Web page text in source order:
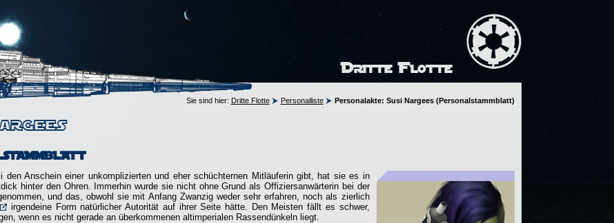
Dritte Flotte
Sie sind hier: Dritte Flotte Personalliste Personalakte: Susi Nargees (Personalstammblatt)
den Anschein einer unkomplizierten und eher schüchternen Mitläuferin gibt, hat sie es in
hinter den Ohren. Immerhin wurde sie nicht ohne Grund als Offiziersanwärterin bei der
und das, obwohl sie mit Anfang Zwanzig weder sehr erfahren, noch als zierlich
irgendeine Form natürlicher Autorität auf ihrer Seite hätte. Den Meisten fällt es schwer,
wenn es nicht gerade an überkommenen altimperialen Rassendünkeln liegt.